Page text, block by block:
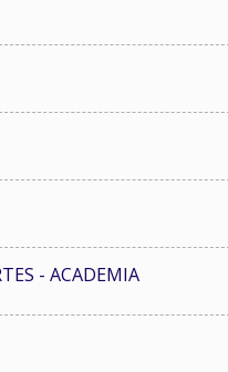
- ACADEMIA